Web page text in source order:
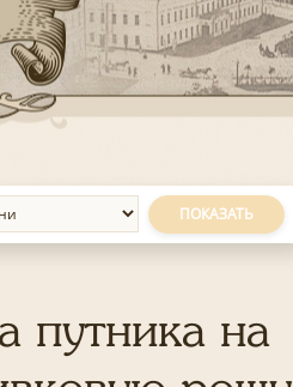
ПОКАЗАТЬ
путника на